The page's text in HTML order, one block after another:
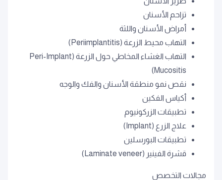
تزاحم الأسنان
أمراض الأسنان واللثة
التهاب محيط الزرعة (Periimplantitis)
التهاب الغشاء المخاطي حول الزرعة (Peri-Implant
Mucositis)
نقص نمو منطقة الأسنان والفك والوجه
أكياس الفكين
تطبيقات الزركونيوم
علاج الزرع (Implant)
تطبيقات البورسلين
قشرة الفينير (Laminate veneer)
مجالات التخصص